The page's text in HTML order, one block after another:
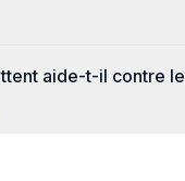
aide-t-il contre le